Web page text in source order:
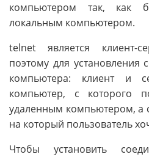
компьютером так, как
локальным компьютером.
telnet является клиент-
поэтому для установления
компьютера: клиент и
компьютер, с которого
удаленным компьютером, а
на который пользователь
Чтобы установить